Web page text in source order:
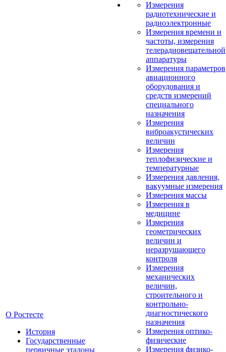
О Ростесте
История
Государственные
первичные эталоны
Измерения
радиотехнические и
радиоэлектронные
Измерения времени и
частоты, измерения
телерадиовещательной
аппаратуры
Измерения параметров
авиационного
оборудования и
средств измерений
специального
назначения
Измерения
виброакустических
величин
Измерения
теплофизические и
температурные
Измерения давления,
вакуумные измерения
Измерения массы
Измерения в
медицине
Измерения
геометрических
величин и
неразрушающего
контроля
Измерения
механических
величин,
строительного и
контрольно-
диагностического
назначения
Измерения оптико-
физические
Измерения физико-